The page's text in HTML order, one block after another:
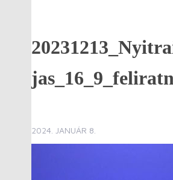
2024. JANUÁR 8.